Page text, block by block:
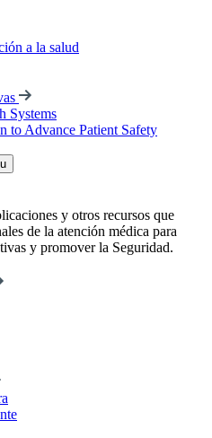
a la salud
Systems
to Advance Patient Safety
y otros recursos que
de la atención médica para
y promover la Seguridad.